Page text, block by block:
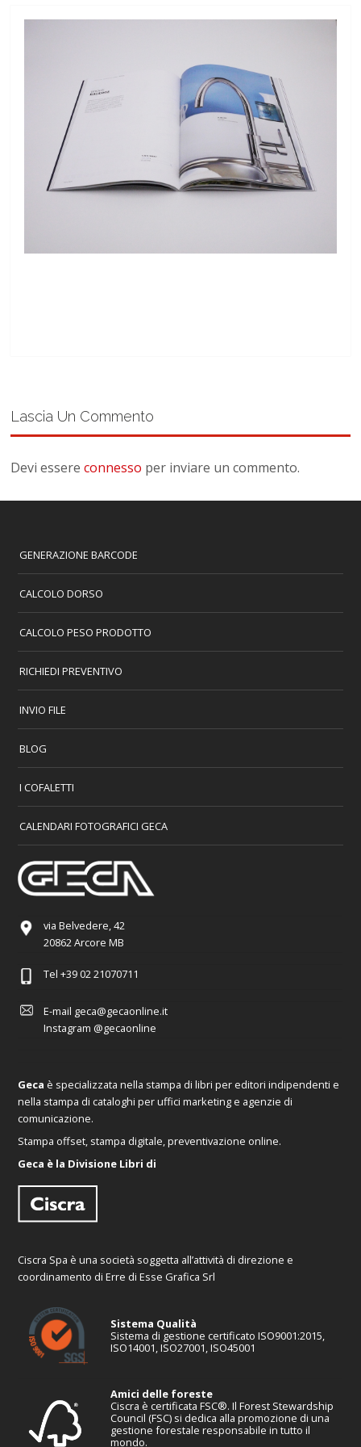
Lascia Un Commento
Devi essereconnesso per inviare un commento.
GENERAZIONE BARCODE
CALCOLO DORSO
CALCOLO PESO PRODOTTO
RICHIEDI PREVENTIVO
INVIO FILE
BLOG
I COFALETTI
CALENDARI FOTOGRAFICI GECA
via Belvedere, 42
20862 Arcore MB
Tel +39 02 21070711
E-mail geca@gecaonline.it
Instagram @gecaonline
Geca è specializzata nella stampa di libri per editori indipendenti e
nella stampa di cataloghi per uffici marketing e agenzie di
comunicazione.
Stampa offset, stampa digitale, preventivazione online.
Geca è la Divisione Libri di
Ciscra Spa è una società soggetta all’attività di direzione e
coordinamento di Erre di Esse Grafica Srl
Sistema Qualità
Sistema di gestione certificato ISO9001:2015,
ISO14001, ISO27001, ISO45001
Amici delle foreste
Ciscra è certificata FSC®. Il Forest Stewardship
Council (FSC) si dedica alla promozione di una
gestione forestale responsabile in tutto il
mondo.